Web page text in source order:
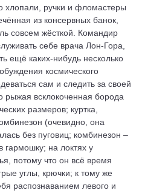
хлопали, ручки и фломастеры
из консервных банок,
совсем жёсткой. Командир
себе врача Лон-Гора,
ещё каких-нибудь несколько
космического
сам и следить за своей
рыжая всклокоченная борода
размеров; куртка,
(очевидно, она
без пуговиц; комбинезон –
на локтях у
потому что он всё время
углы, крючки; к тому же
распознаванием левого и